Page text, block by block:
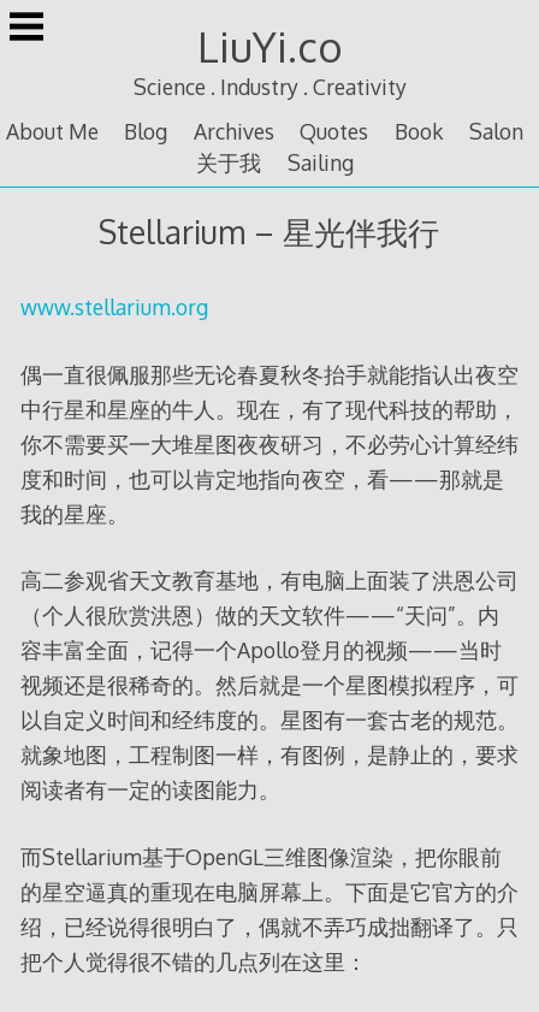
Skip
to
LiuYi.co
Science . Industry . Creativity
About Me
Blog Archives Quotes Book
Salon
关于我
Sailing
Stellarium – 星光伴我行
www.stellarium.org
偶一直很佩服那些无论春夏秋冬抬手就能指认出夜空
中行星和星座的牛人。现在，有了现代科技的帮助，
你不需要买一大堆星图夜夜研习，不必劳心计算经纬
度和时间，也可以肯定地指向夜空，看——那就是
我的星座。
高二参观省天文教育基地，有电脑上面装了洪恩公司
（个人很欣赏洪恩）做的天文软件——“天问”。内
容丰富全面，记得一个Apollo登月的视频——当时
视频还是很稀奇的。然后就是一个星图模拟程序，可
以自定义时间和经纬度的。星图有一套古老的规范。
就象地图，工程制图一样，有图例，是静止的，要求
阅读者有一定的读图能力。
而Stellarium基于OpenGL三维图像渲染，把你眼前
的星空逼真的重现在电脑屏幕上。下面是它官方的介
绍，已经说得很明白了，偶就不弄巧成拙翻译了。只
把个人觉得很不错的几点列在这里：